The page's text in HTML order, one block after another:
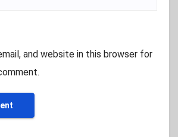
and website in this browser for